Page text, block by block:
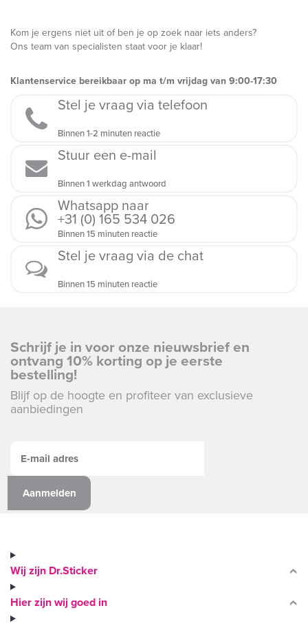
Kom je ergens niet uit of ben je op zoek naar iets anders?
Ons team van specialisten staat voor je klaar!
Klantenservice bereikbaar op ma t/m vrijdag van 9:00-17:30
Stel je vraag via telefoon
Binnen 1-2 minuten reactie
Stuur een e-mail
Binnen 1 werkdag antwoord
Whatsapp naar
+31 (0) 165 534 026
Binnen 15 minuten reactie
Stel je vraag via de chat
Binnen 15 minuten reactie
Schrijf je in voor onze nieuwsbrief en
ontvang 10% korting op je eerste
bestelling!
Blijf op de hoogte en profiteer van exclusieve
aanbiedingen
Wij zijn Dr.Sticker
Hier zijn wij goed in